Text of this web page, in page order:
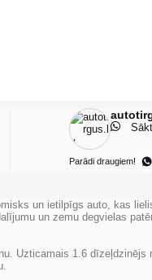
Parādi draugiem!
un ietilpīgs auto, kas
un zemu degvielas
Uzticamais 1.6